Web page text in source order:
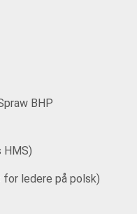
BHP
HMS)
for ledere på polsk)